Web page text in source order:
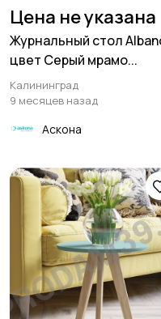
Цена не указана
Журнальный стол
цвет Серый мрамо...
Калининград
9 месяцев назад
Аскона